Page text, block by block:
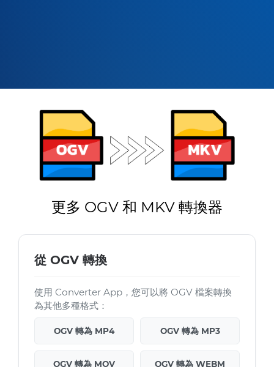
更多 OGV 和 MKV 轉換器
從 OGV 轉換
使用 Converter App，您可以將 OGV 檔案轉換
為其他多種格式：
OGV 轉為 MP4 OGV 轉為 MP3
OGV 轉為 MOV OGV 轉為 WEBM